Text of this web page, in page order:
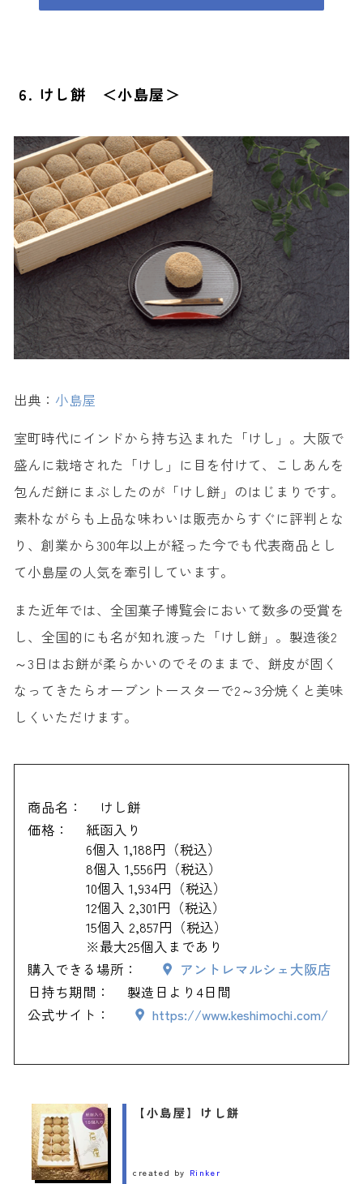
6. けし餅 ＜小島屋＞
出典： 小島屋
室町時代にインドから持ち込まれた「けし」。大阪で
盛んに栽培された「けし」に目を付けて、こしあんを
包んだ餅にまぶしたのが「けし餅」のはじまりです。
素朴ながらも上品な味わいは販売からすぐに評判とな
り、創業から300年以上が経った今でも代表商品とし
て小島屋の人気を牽引しています。
また近年では、全国菓子博覧会において数多の受賞を
し、全国的にも名が知れ渡った「けし餅」。製造後2
～3日はお餅が柔らかいのでそのままで、餅皮が固く
なってきたらオーブントースターで2～3分焼くと美味
しくいただけます。
商品名：
けし餅
価格：
紙函入り
6個入 1,188円（税込）
8個入 1,556円（税込）
10個入 1,934円（税込）
12個入 2,301円（税込）
15個入 2,857円（税込）
※最大25個入まであり
購入できる場所：
アントレマルシェ大阪店
日持ち期間：
製造日より4日間
公式サイト：
https://www.keshimochi.com/
【小島屋】けし餅
created by Rinker